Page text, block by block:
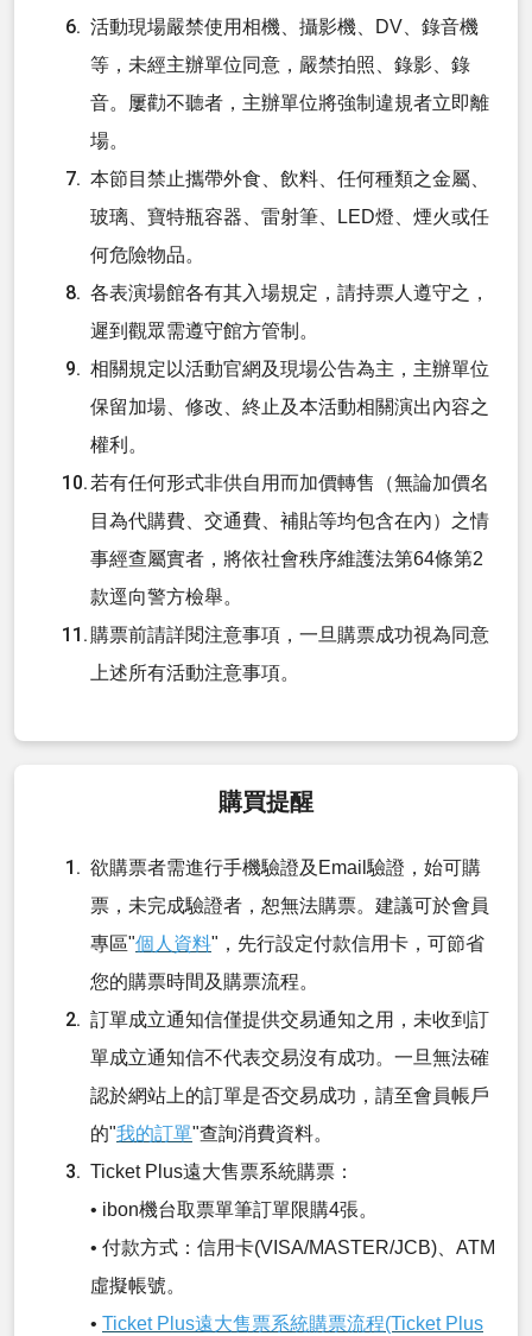
活動現場嚴禁使用相機、攝影機、DV、錄音機
等，未經主辦單位同意，嚴禁拍照、錄影、錄
音。屢勸不聽者，主辦單位將強制違規者立即離
場。
本節目禁止攜帶外食、飲料、任何種類之金屬、
玻璃、寶特瓶容器、雷射筆、LED燈、煙火或任
何危險物品。
各表演場館各有其入場規定，請持票人遵守之，
遲到觀眾需遵守館方管制。
相關規定以活動官網及現場公告為主，主辦單位
保留加場、修改、終止及本活動相關演出內容之
權利。
若有任何形式非供自用而加價轉售（無論加價名
目為代購費、交通費、補貼等均包含在內）之情
事經查屬實者，將依社會秩序維護法第64條第2
款逕向警方檢舉。
購票前請詳閱注意事項，一旦購票成功視為同意
上述所有活動注意事項。
購買提醒
欲購票者需進行手機驗證及Email驗證，始可購
票，未完成驗證者，恕無法購票。建議可於會員
專區"個人資料"，先行設定付款信用卡，可節省
您的購票時間及購票流程。
訂單成立通知信僅提供交易通知之用，未收到訂
單成立通知信不代表交易沒有成功。一旦無法確
認於網站上的訂單是否交易成功，請至會員帳戶
的"我的訂單"查詢消費資料。
Ticket Plus遠大售票系統購票：
• ibon機台取票單筆訂單限購4張。
• 付款方式：信用卡(VISA/MASTER/JCB)、ATM
虛擬帳號。
• Ticket Plus遠大售票系統購票流程(Ticket Plus